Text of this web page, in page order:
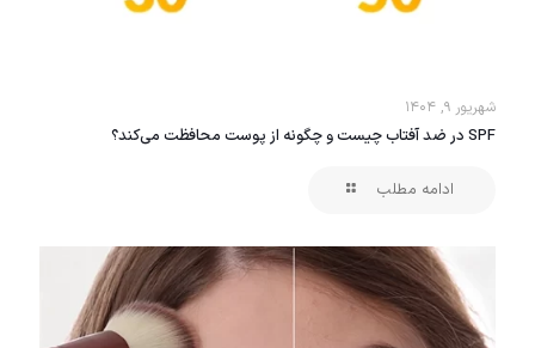
شهریور ۹, ۱۴۰۴
SPF در ضد آفتاب چیست و چگونه از پوست محافظت می‌کند؟
ادامه مطلب